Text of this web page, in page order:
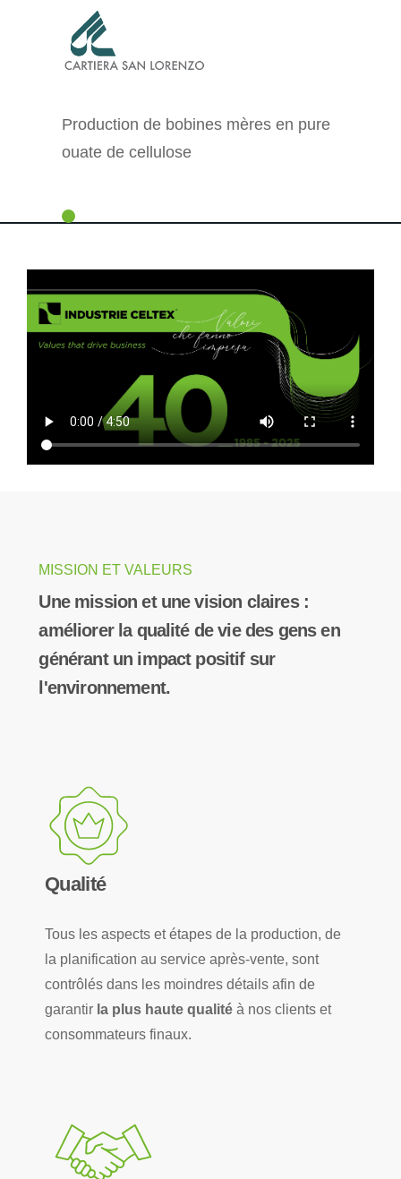
Production de bobines mères en pure
ouate de cellulose
MISSION ET VALEURS
Une mission et une vision claires :
améliorer la qualité de vie des gens en
générant un impact positif sur
l'environnement.
Qualité
Tous les aspects et étapes de la production, de
la planification au service après-vente, sont
contrôlés dans les moindres détails afin de
garantir la plus haute qualité à nos clients et
consommateurs finaux.